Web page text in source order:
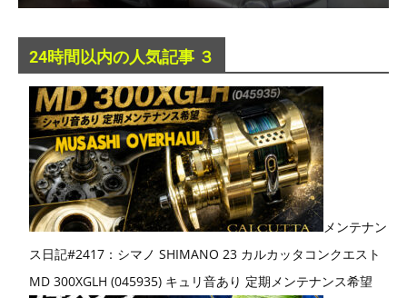
24時間以内の人気記事 ３
メンテナン
ス日記#2417：シマノ SHIMANO 23 カルカッタコンクエスト
MD 300XGLH (045935) キュリ音あり 定期メンテナンス希望